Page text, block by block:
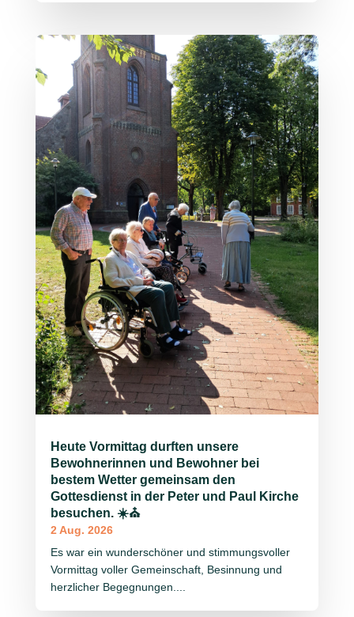
Heute Vormittag durften unsere
Bewohnerinnen und Bewohner bei
bestem Wetter gemeinsam den
Gottesdienst in der Peter und Paul Kirche
besuchen. ☀️⛪
2 Aug. 2026
Es war ein wunderschöner und stimmungsvoller
Vormittag voller Gemeinschaft, Besinnung und
herzlicher Begegnungen....